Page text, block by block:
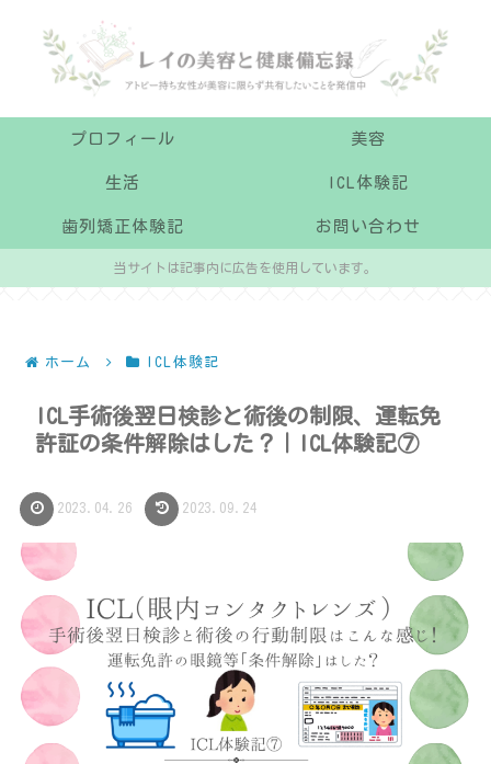
プロフィール 美容
生活 ICL体験記
歯列矯正体験記 お問い合わせ
当サイトは記事内に広告を使用しています。
ホーム ICL体験記
ICL手術後翌日検診と術後の制限、運転免
許証の条件解除はした？｜ICL体験記⑦
2023.04.26 2023.09.24